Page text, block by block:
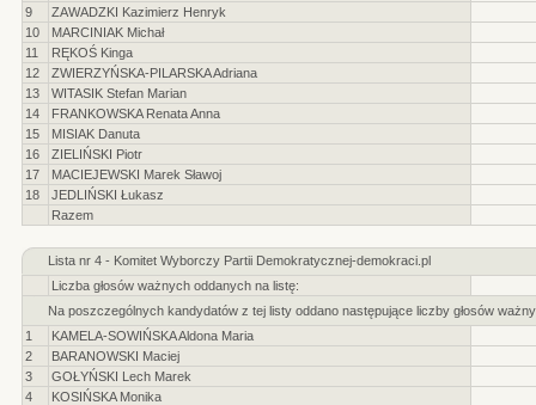
9
ZAWADZKI Kazimierz Henryk
10
MARCINIAK Michał
11
RĘKOŚ Kinga
12
ZWIERZYŃSKA-PILARSKA Adriana
13
WITASIK Stefan Marian
14
FRANKOWSKA Renata Anna
15
MISIAK Danuta
16
ZIELIŃSKI Piotr
17
MACIEJEWSKI Marek Sławoj
18
JEDLIŃSKI Łukasz
Razem
Lista nr 4 - Komitet Wyborczy Partii Demokratycznej-demokraci.pl
Liczba głosów ważnych oddanych na listę:
Na poszczególnych kandydatów z tej listy oddano następujące liczby głosów
1
KAMELA-SOWIŃSKA Aldona Maria
2
BARANOWSKI Maciej
3
GOŁYŃSKI Lech Marek
4
KOSIŃSKA Monika